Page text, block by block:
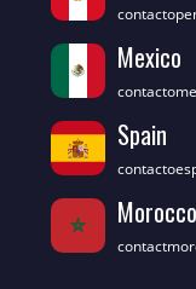
Mexico
Spain
Morocco